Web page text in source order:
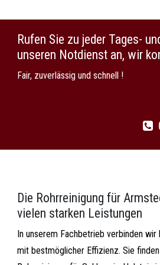
Rufen Sie zu jeder Tages-
unseren Notdienst an, wir
Fair, zuverlässig und schnell !
Die Rohrreinigung für
vielen starken Leistungen
In unserem Fachbetrieb verbinden wir
mit bestmöglicher Effizienz. Sie